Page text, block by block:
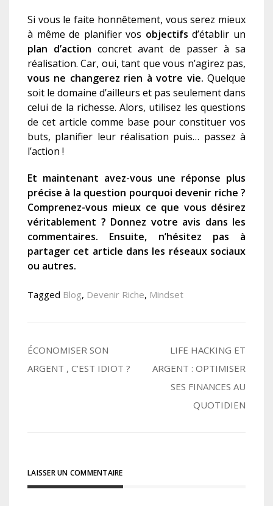
Si vous le faite honnêtement, vous serez mieux
à même de planifier vos objectifs d’établir un
plan d’action concret avant de passer à sa
réalisation. Car, oui, tant que vous n’agirez pas,
vous ne changerez rien à votre vie. Quelque
soit le domaine d’ailleurs et pas seulement dans
celui de la richesse. Alors, utilisez les questions
de cet article comme base pour constituer vos
buts, planifier leur réalisation puis… passez à
l’action !
Et maintenant avez-vous une réponse plus
précise à la question pourquoi devenir riche ?
Comprenez-vous mieux ce que vous désirez
véritablement ? Donnez votre avis dans les
commentaires. Ensuite, n’hésitez pas à
partager cet article dans les réseaux sociaux
ou autres.
Tagged Blog, Devenir Riche, Mindset
Navigation
de
ÉCONOMISER SON
ARGENT , C’EST IDIOT ?
LIFE HACKING ET
ARGENT : OPTIMISER
SES FINANCES AU
QUOTIDIEN
LAISSER UN COMMENTAIRE